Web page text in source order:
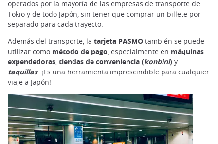
operados por la mayoría de las empresas de transporte de
Tokio y de todo Japón, sin tener que comprar un billete por
separado para cada trayecto.
Además del transporte, la tarjeta PASMO también se puede
utilizar como método de pago, especialmente en máquinas
expendedoras, tiendas de conveniencia (konbini) y
taquillas. ¡Es una herramienta imprescindible para cualquier
viaje a Japón!